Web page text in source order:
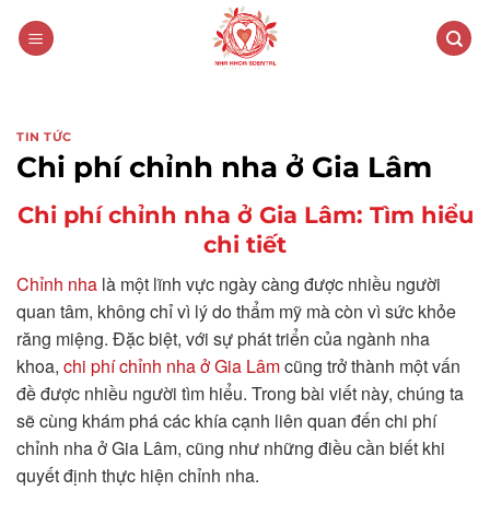
TIN TỨC
Chi phí chỉnh nha ở Gia Lâm
Chi phí chỉnh nha ở Gia Lâm: Tìm hiểu
chi tiết
Chỉnh nha là một lĩnh vực ngày càng được nhiều người
quan tâm, không chỉ vì lý do thẩm mỹ mà còn vì sức khỏe
răng miệng. Đặc biệt, với sự phát triển của ngành nha
khoa, chi phí chỉnh nha ở Gia Lâmcũng trở thành một vấn
đề được nhiều người tìm hiểu. Trong bài viết này, chúng ta
sẽ cùng khám phá các khía cạnh liên quan đến chi phí
chỉnh nha ở Gia Lâm, cũng như những điều cần biết khi
quyết định thực hiện chỉnh nha.